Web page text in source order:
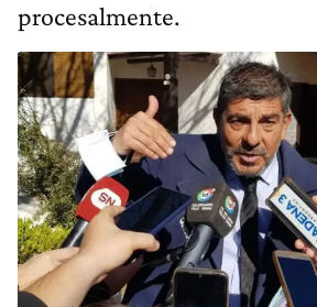
procesalmente.